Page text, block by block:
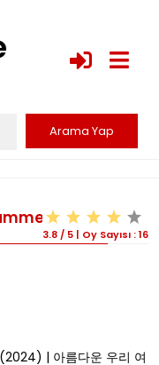
(2024)
3.8 / 5 | Oy Sayısı :16
| 아름다운 우리 여